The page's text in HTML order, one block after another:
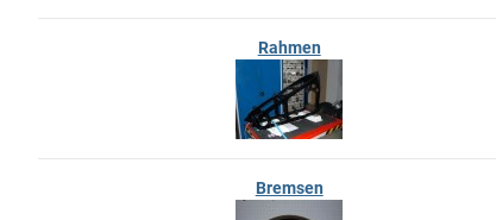
Rahmen
Bremsen